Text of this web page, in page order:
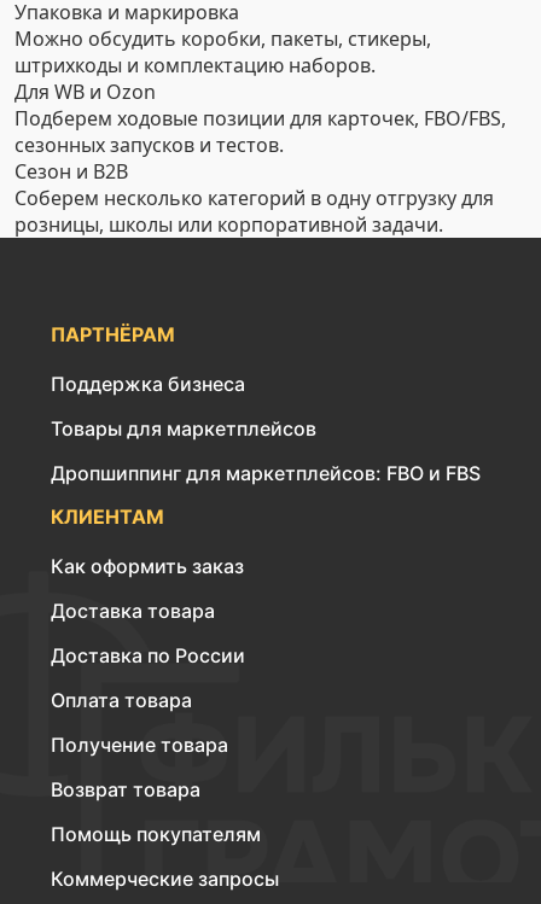
Упаковка и маркировка
Можно обсудить коробки, пакеты, стикеры,
штрихкоды и комплектацию наборов.
Для WB и Ozon
Подберем ходовые позиции для карточек, FBO/FBS,
сезонных запусков и тестов.
Сезон и B2B
Соберем несколько категорий в одну отгрузку для
розницы, школы или корпоративной задачи.
ПАРТНЁРАМ
Поддержка бизнеса
Товары для маркетплейсов
Дропшиппинг для маркетплейсов: FBO и FBS
КЛИЕНТАМ
Как оформить заказ
Доставка товара
Доставка по России
Оплата товара
Получение товара
Возврат товара
Помощь покупателям
Коммерческие запросы